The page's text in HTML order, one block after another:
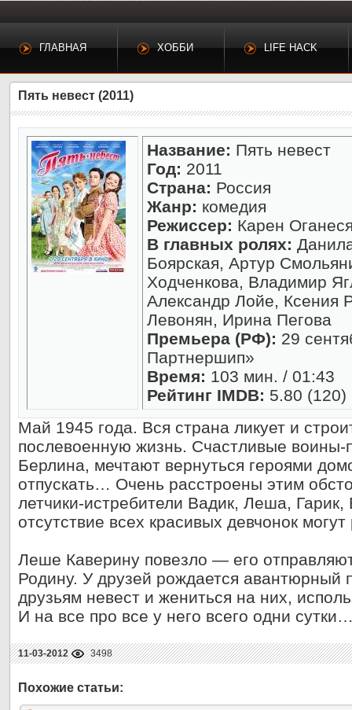
ГЛАВНАЯ ХОББИ LIFE HACK
Пять невест (2011)
Название: Пять невест
Год: 2011
Страна: Россия
Жанр: комедия
Режиссер: Карен
В главных ролях:
Боярская, Артур
Ходченкова, Владимир
Александр Лойе, Ксения
Левонян, Ирина Пегова
Премьера (РФ): 29
Партнершип»
Время: 103 мин. / 01:43
Рейтинг IMDB: 5.80 (120)
Май 1945 года. Вся страна ликует и
послевоенную жизнь. Счастливые
Берлина, мечтают вернуться героями
отпускать… Очень расстроены этим
летчики-истребители Вадик, Леша,
отсутствие всех красивых девчонок
Леше Каверину повезло — его
Родину. У друзей рождается
друзьям невест и жениться на них,
И на все про все у него всего одни
11-03-2012 3498